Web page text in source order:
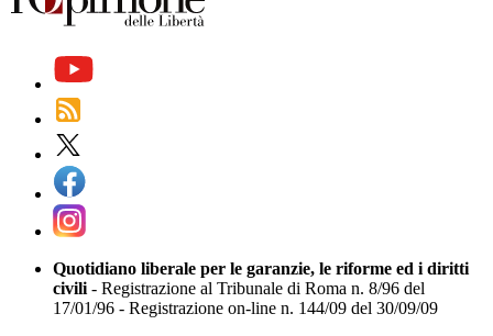
Quotidiano liberale per le garanzie, le riforme ed i diritti
civili - Registrazione al Tribunale di Roma n. 8/96 del
17/01/96 - Registrazione on-line n. 144/09 del 30/09/09